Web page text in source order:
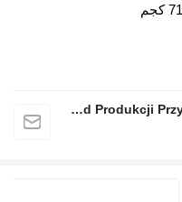
Zakład Produkcji Przyczep i Nadwozi "STIM" Małecki s.j.